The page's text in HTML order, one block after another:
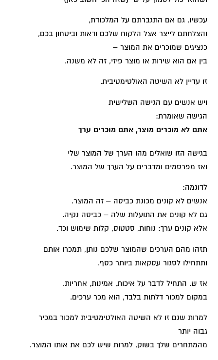
עכשיו, גם אם התגברתם על המלכודת,
והצלחתם לייצר אצל הלקוח שלכם ודאות וביטחון בכם,
כנציגים שמוכרים את המוצר –
בין אם הוא שירות או מוצר פיזי, זה לא משנה.
זו עדיין לא השיטה האולטימטיבית.
ויש אנשים עם הגישה השלישית
הגישה שאומרת:
אתם לא מוכרים מוצר, אתם מוכרים ערך
בגישה הזו שואלים מהו הערך של המוצר שלי
ואז מפרסמים ומדברים על הערך של המוצר.
לדוגמה:
אנשים לא קונים מכונת כביסה – זה המוצר.
גם לא קונים את התועלות שלה – כביסה נקיה.
אלא קונים ערך: נוחות, סטטוס, קלות שימוש וכד.
תזהו מהם הערכים שהמוצר שלכם נותן, תמכרו אותם
ותתחילו לסגור עסקאות ביותר כסף.
אז ש. התחיל לדבר על איכות, אמינות, אחריות.
במקום למכור דלתות בלבד, הוא מכר ערכים.
למרות שגם זו לא השיטה האולטימטיבית למכור במכיר
גבוה יותר
מהמתחרים שלך בשוק, למרות שיש לכם את אותו המוצר.